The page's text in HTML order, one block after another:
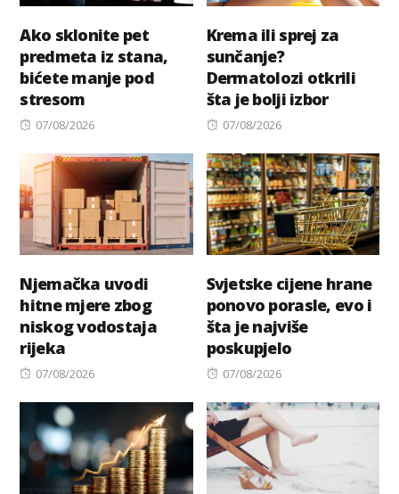
Ako sklonite pet
predmeta iz stana,
bićete manje pod
stresom
Posted
07/08/2026
Krema ili sprej za
sunčanje?
Dermatolozi otkrili
šta je bolji izbor
Posted
07/08/2026
Njemačka uvodi
hitne mjere zbog
niskog vodostaja
rijeka
Posted
07/08/2026
Svjetske cijene hrane
ponovo porasle, evo i
šta je najviše
poskupjelo
Posted
07/08/2026